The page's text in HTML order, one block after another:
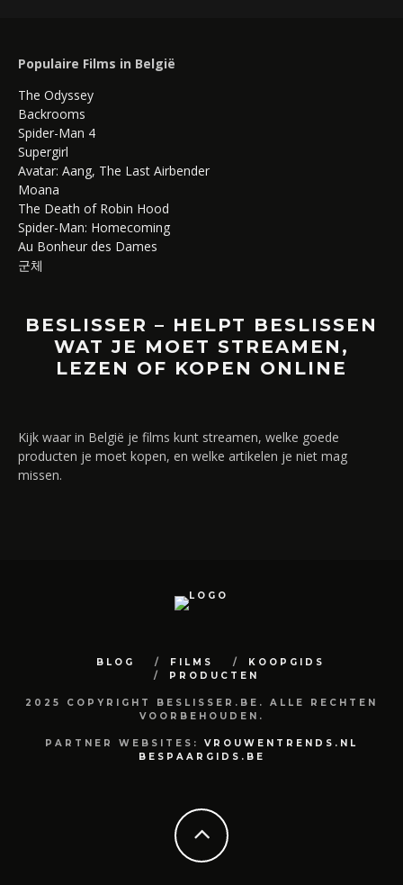
Populaire Films in België
The Odyssey
Backrooms
Spider-Man 4
Supergirl
Avatar: Aang, The Last Airbender
Moana
The Death of Robin Hood
Spider-Man: Homecoming
Au Bonheur des Dames
군체
BESLISSER – HELPT BESLISSEN
WAT JE MOET STREAMEN,
LEZEN OF KOPEN ONLINE
Kijk waar in België je films kunt streamen, welke goede
producten je moet kopen, en welke artikelen je niet mag
missen.
BLOG FILMS
KOOPGIDS
PRODUCTEN
2025 COPYRIGHT BESLISSER.BE. ALLE RECHTEN
VOORBEHOUDEN.
PARTNER WEBSITES: VROUWENTRENDS.NL
BESPAARGIDS.BE